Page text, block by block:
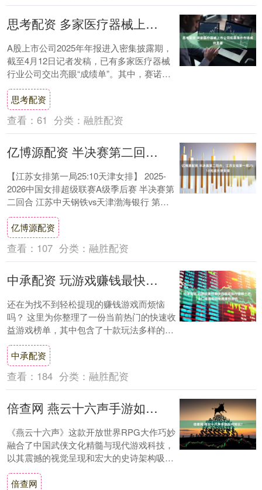
思考配资 多家医疗器械上市公司拓展海外市场成效显著
A股上市公司2025年年报进入密集披露期，
截至4月12日记者发稿，已有多家医疗器械
行业公司交出亮眼“成绩单”。其中，赛诺医
疗科学技术股份有限公司（以下简称“赛诺....
思考配资
查看： 61 分类： 融胜配资
亿博源配资 半决赛第二回合，江苏女排第一局25:10完虐天津女排
【江苏女排第一局25:10天津女排】 2025-
2026中国女排超级联赛A级季后赛 半决赛第
二回合 江苏中天钢铁vs天津渤海银行 第一
局：25-10 大比分：1....
亿博源配资
查看： 107 分类： 融胜配资
中承配资 玩游戏赚钱最快的游戏排行榜前十名，无门槛提现的免费赚钱游戏
还在为找不到轻松提现的赚钱游戏而烦恼
吗？ 这里为你整理了一份当前热门的快速收
益游戏榜单，其中包含了十款玩法多样的免
费红包小游戏，无论是简单试玩还是升级闯
关，都能....
中承配资
查看： 184 分类： 融胜配资
倍查网 燕云十六声手游如何畅玩？
《燕云十六声》这款开放世界RPG大作巧妙
融合了中国武侠文化精髓与现代游戏科技，
以其震撼的视觉呈现和宏大的史诗架构吸引
了玩家的目光。在游戏中，海外玩家将化身
五代十....
倍查网